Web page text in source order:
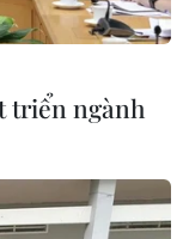
triển ngành